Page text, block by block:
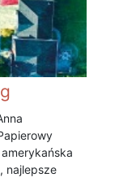
najlepsze